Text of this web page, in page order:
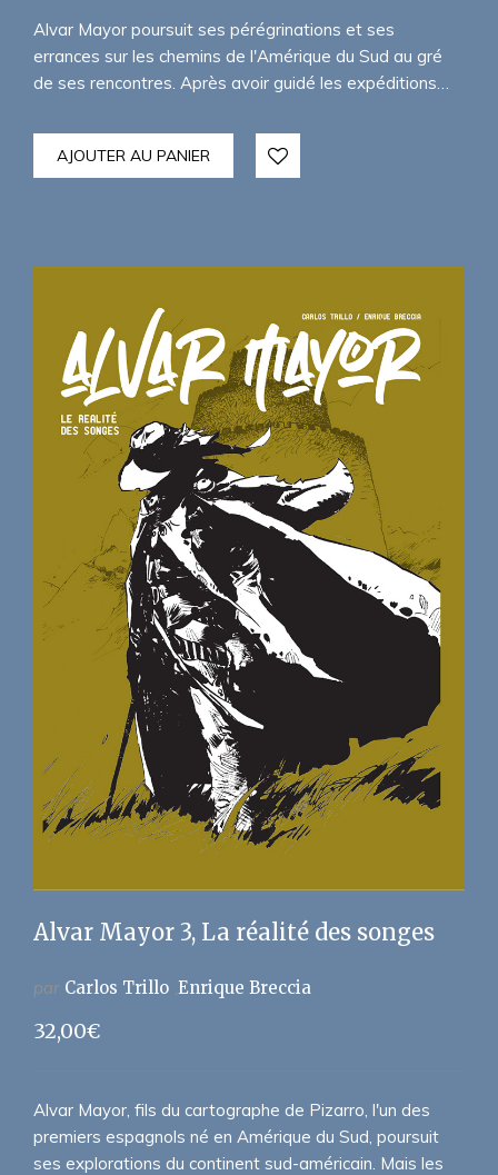
Alvar Mayor poursuit ses pérégrinations et ses
errances sur les chemins de l'Amérique du Sud au gré
de ses rencontres. Après avoir guidé les expéditions…
AJOUTER AU PANIER
Alvar Mayor 3, La réalité des songes
par Carlos Trillo Enrique Breccia
32,00€
Alvar Mayor, fils du cartographe de Pizarro, l'un des
premiers espagnols né en Amérique du Sud, poursuit
ses explorations du continent sud-américain. Mais les